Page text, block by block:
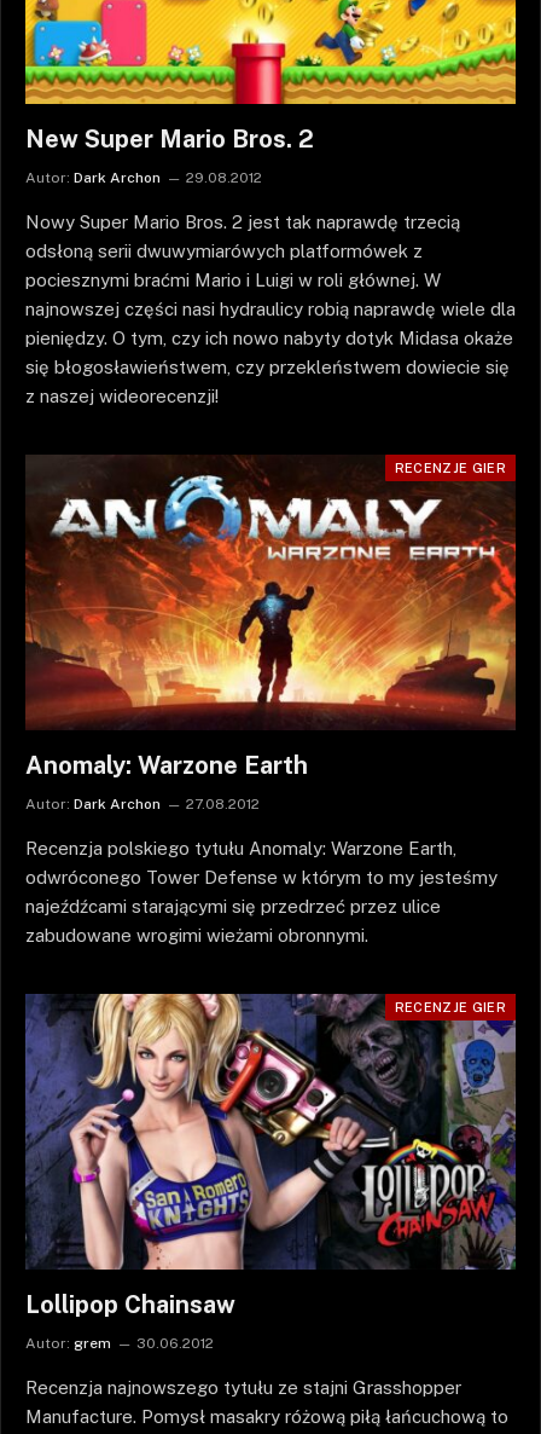
New Super Mario Bros. 2
Autor: Dark Archon 29.08.2012
Nowy Super Mario Bros. 2 jest tak naprawdę trzecią
odsłoną serii dwuwymiarówych platformówek z
pociesznymi braćmi Mario i Luigi w roli głównej. W
najnowszej części nasi hydraulicy robią naprawdę wiele dla
pieniędzy. O tym, czy ich nowo nabyty dotyk Midasa okaże
się błogosławieństwem, czy przekleństwem dowiecie się
z naszej wideorecenzji!
RECENZJE GIER
Anomaly: Warzone Earth
Autor: Dark Archon 27.08.2012
Recenzja polskiego tytułu Anomaly: Warzone Earth,
odwróconego Tower Defense w którym to my jesteśmy
najeźdźcami starającymi się przedrzeć przez ulice
zabudowane wrogimi wieżami obronnymi.
RECENZJE GIER
Lollipop Chainsaw
Autor: grem 30.06.2012
Recenzja najnowszego tytułu ze stajni Grasshopper
Manufacture. Pomysł masakry różową piłą łańcuchową to